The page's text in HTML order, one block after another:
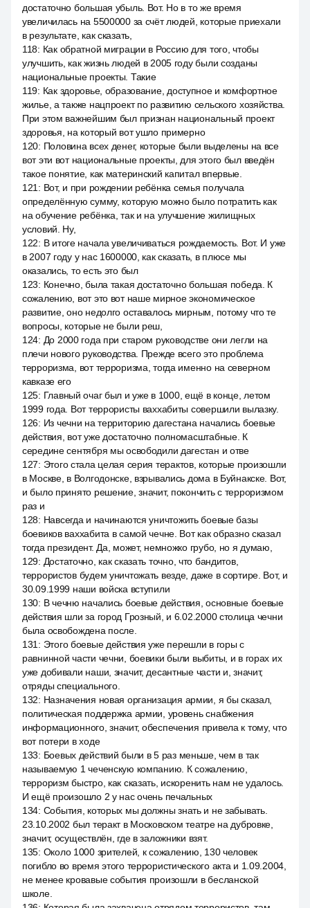
достаточно большая убыль. Вот. Но в то же время
увеличилась на 5500000 за счёт людей, которые приехали
в результате, как сказать,
118: Как обратной миграции в Россию для того, чтобы
улучшить, как жизнь людей в 2005 году были созданы
национальные проекты. Такие
119: Как здоровье, образование, доступное и комфортное
жилье, а также нацпроект по развитию сельского хозяйства.
При этом важнейшим был признан национальный проект
здоровья, на который вот ушло примерно
120: Половина всех денег, которые были выделены на все
вот эти вот национальные проекты, для этого был введён
такое понятие, как материнский капитал впервые.
121 : Вот, и при рождении ребёнка семья получала
определённую сумму, которую можно было потратить как
на обучение ребёнка, так и на улучшение жилищных
условий. Ну,
122: В итоге начала увеличиваться рождаемость. Вот. И уже
в 2007 году у нас 1600000, как сказать, в плюсе мы
оказались, то есть это был
123: Конечно, была такая достаточно большая победа. К
сожалению, вот это вот наше мирное экономическое
развитие, оно недолго оставалось мирным, потому что те
вопросы, которые не были реш,
124: До 2000 года при старом руководстве они легли на
плечи нового руководства. Прежде всего это проблема
терроризма, вот терроризма, тогда именно на северном
кавказе его
125: Главный очаг был и уже в 1000, ещё в конце, летом
1999 года. Вот террористы ваххабиты совершили вылазку.
126: Из чечни на территорию дагестана начались боевые
действия, вот уже достаточно полномасштабные. К
середине сентября мы освободили дагестан и отве
127: Этого стала целая серия терактов, которые произошли
в Москве, в Волгодонске, взрывались дома в Буйнакске. Вот,
и было принято решение, значит, покончить с терроризмом
раз и
128: Навсегда и начинаются уничтожить боевые базы
боевиков ваххабита в самой чечне. Вот как образно сказал
тогда президент. Да, может, немножко грубо, но я думаю,
129: Достаточно, как сказать точно, что бандитов,
террористов будем уничтожать везде, даже в сортире. Вот, и
30.09.1999 наши войска вступили
130: В чечню начались боевые действия, основные боевые
действия шли за город Грозный, и 6.02.2000 столица чечни
была освобождена после.
131 : Этого боевые действия уже перешли в горы с
равнинной части чечни, боевики были выбиты, и в горах их
уже добивали наши, значит, десантные части и, значит,
отряды специального.
132: Назначения новая организация армии, я бы сказал,
политическая поддержка армии, уровень снабжения
информационного, значит, обеспечения привела к тому, что
вот потери в ходе
133: Боевых действий были в 5 раз меньше, чем в так
называемую 1 чеченскую компанию. К сожалению,
терроризм быстро, как сказать, искоренить нам не удалось.
И ещё произошло 2 у нас очень печальных
134: События, которых мы должны знать и не забывать.
23.10.2002 был теракт в Московском театре на дубровке,
значит, осуществлён, где в заложники взят.
135: Около 1000 зрителей, к сожалению, 130 человек
погибло во время этого террористического акта и 1.09.2004,
не менее кровавые события произошли в бесланской
школе.